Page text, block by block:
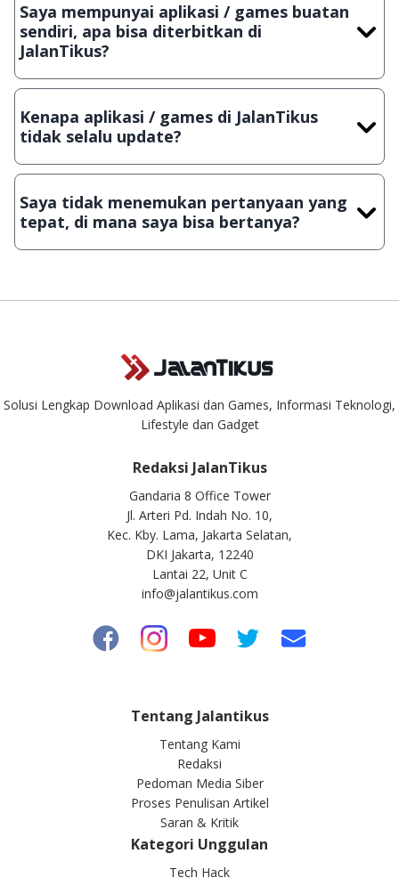
hanya bisa digunakan dalam jangka waktu tertentu dan jika
ingin lanjut menggunakannya kamu harus membeli lisensi
aslinya.
Saya mempunyai aplikasi / games buatan
sendiri, apa bisa diterbitkan di
JalanTikus?
Tentu saja bisa. Silahkan kirim email keinfo@jalantikus.com
Lampiran File instalasi / (APK) jika Android
Kenapa aplikasi / games di JalanTikus
tidak selalu update?
Demi menjaga kualitas aplikasi dan games yang ada di
download secara manual, sehingga kuota sebesar ribuan
aplikasi & games tidak dapat tercapai dalam waktu yang
singkat.
Saya tidak menemukan pertanyaan yang
tepat, di mana saya bisa bertanya?
Kami dengan senang hati menjawab setiap pertanyaan yang
Solusi Lengkap Download Aplikasi dan Games, Informasi Teknologi,
Lifestyle dan Gadget
Redaksi JalanTikus
Gandaria 8 Office Tower
Jl. Arteri Pd. Indah No. 10,
Kec. Kby. Lama, Jakarta Selatan,
DKI Jakarta, 12240
Lantai 22, Unit C
info@jalantikus.com
Tentang Jalantikus
Tentang Kami
Redaksi
Pedoman Media Siber
Proses Penulisan Artikel
Saran & Kritik
Kategori Unggulan
Tech Hack